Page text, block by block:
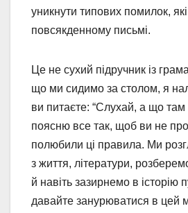
уникнути типових помилок,
повсякденному письмі.
Це не сухий підручник із
що ми сидимо за столом, я
ви питаєте: “Слухай, а що там
поясню все так, щоб ви не
полюбили ці правила. Ми
з життя, літератури,
й навіть зазирнемо в історію
давайте занурюватися в цей